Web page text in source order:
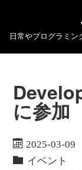
日常やプログラミ
に参加
2025-03-09
イベント